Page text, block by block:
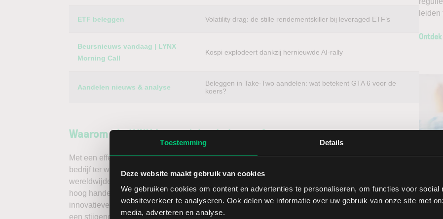
Toestemming Details
Deze website maakt gebruik van cookies
We gebruiken cookies om content en advertenties te personaliseren, om functies voor social
websiteverkeer te analyseren. Ook delen we informatie over uw gebruik van onze site met
media, adverteren en analyse.
ETF beleggen Volatility drag: de stille rendementskiller bij leveraged ETF’s
Beursnieuws vandaag | LYNX
Morning Call
Kospi explodeert dankzij hernieuwde AI-rally
Aandelen nieuws & analyse
Beleggen in Take-Two aandelen: wat betekent GTA 6 voor de
koers?
Waarom via LYNX in aandelen beleggen?
Met een effectenrekening via LYNX handelt u voordelig in aandelen van vrijwel elk beursgenoteerd
bedrijf ter wereld – dus ook van het aandeel Care Property Invest. Met directe toegang tot
wereldwijde beurzen koopt u buitenlandse aandelen direct op de thuismarkt. Zo profiteert u van een
hoog handelsvolume en een lage spread. Handelen doet u daarnaast via een stabiel platform met
innovatieve trading tools, waarmee u direct gedegen analyses kunt maken. Belegt u met het oog op
een stijgende koers door long te gaan, of verwacht u een dalende koers en gaat u short*?